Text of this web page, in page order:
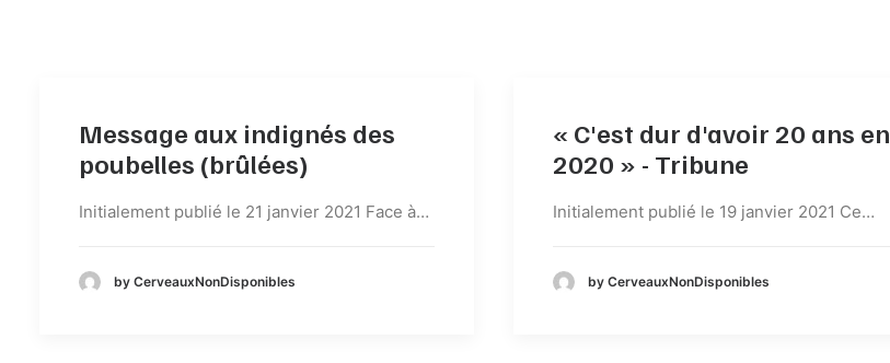
Message aux indignés des
poubelles (brûlées)
Initialement publié le 21 janvier 2021 Face à…
by CerveauxNonDisponibles
« C'est dur d'avoir 20 ans en
2020 » - Tribune
Initialement publié le 19 janvier 2021 Ce…
by CerveauxNonDisponibles